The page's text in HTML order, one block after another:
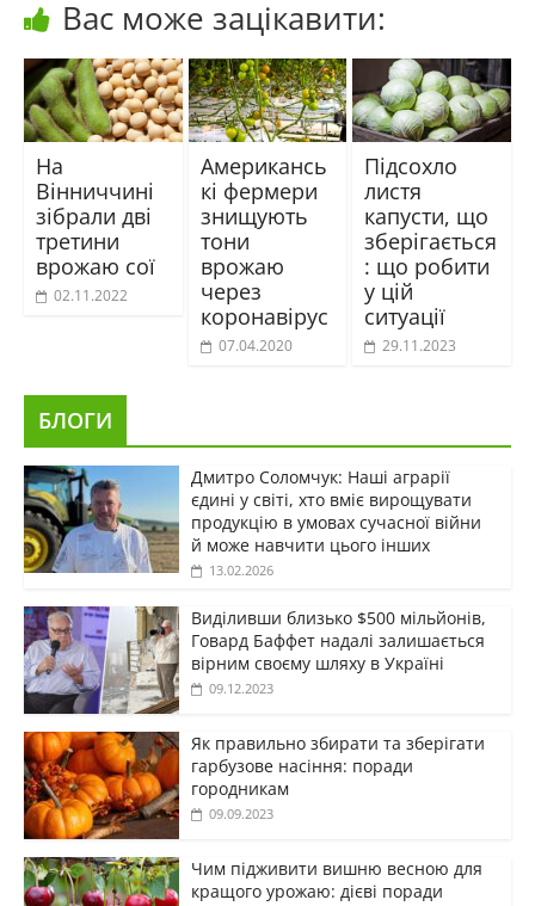
Вас може зацікавити:
На
Вінниччині
зібрали дві
третини
врожаю сої
02.11.2022
Американсь
кі фермери
знищують
тони
врожаю
через
коронавірус
07.04.2020
Підсохло
листя
капусти, що
зберігається
: що робити
у цій
ситуації
29.11.2023
БЛОГИ
Дмитро Соломчук: Наші аграрії
єдині у світі, хто вміє вирощувати
продукцію в умовах сучасної війни
й може навчити цього інших
13.02.2026
Виділивши близько $500 мільйонів,
Говард Баффет надалі залишається
вірним своєму шляху в Україні
09.12.2023
Як правильно збирати та зберігати
гарбузове насіння: поради
городникам
09.09.2023
Чим підживити вишню весною для
кращого урожаю: дієві поради